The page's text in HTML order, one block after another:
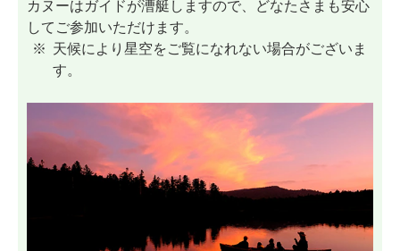
カヌーはガイドが漕艇しますので、どなたさまも安心
してご参加いただけます。
天候により星空をご覧になれない場合がございま
す。